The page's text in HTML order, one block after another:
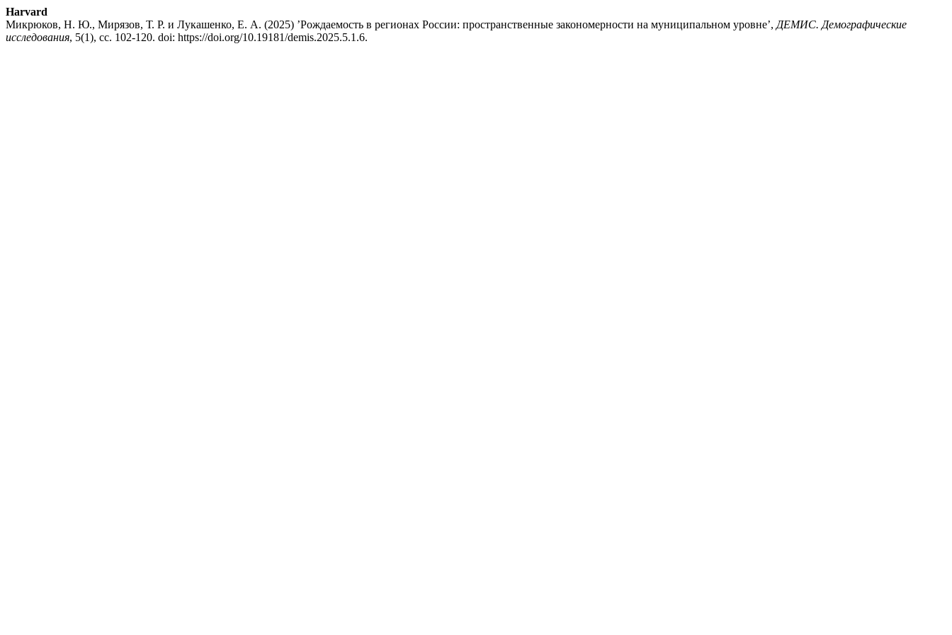
Harvard
Микрюков, Н. Ю., Мирязов, Т. Р. и Лукашенко, Е. А. (2025) ’Рождаемость в регионах России: пространственные закономерности на муниципальном уровне’, ДЕМИС. Демографические
исследования, 5(1), сс. 102-120. doi: https://doi.org/10.19181/demis.2025.5.1.6.